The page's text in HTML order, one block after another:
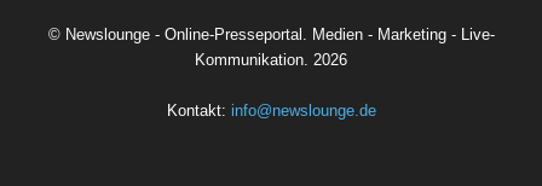
© Newslounge - Online-Presseportal. Medien - Marketing - Live-
Kommunikation. 2026
Kontakt: info@newslounge.de